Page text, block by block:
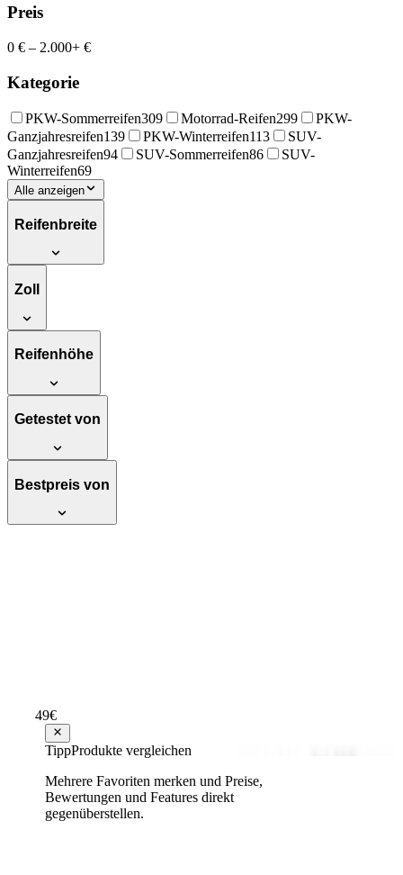
Preis
0 € – 2.000+ €
Kategorie
PKW-Sommerreifen309 Motorrad-Reifen299
PKW-
Ganzjahresreifen139 PKW-Winterreifen113
SUV-
Ganzjahresreifen94 SUV-Sommerreifen86
SUV-
Winterreifen69
Alle anzeigen
Reifenbreite
Zoll
Reifenhöhe
Getestet von
Bestpreis von
Empfehlenswert
49€
70,62 €
TippProdukte vergleichen
Mehrere Favoriten merken und Preise,
Bewertungen und Features direkt
gegenüberstellen.